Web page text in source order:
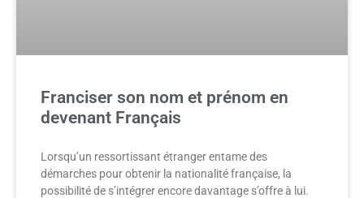
Franciser son nom et prénom en
devenant Français
Lorsqu’un ressortissant étranger entame des
démarches pour obtenir la nationalité française, la
possibilité de s’intégrer encore davantage s’offre à lui.